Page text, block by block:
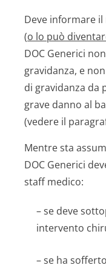
Deve informare il
(o lo può
DOC Generici
gravidanza, e
di gravidanza da
grave danno al
(vedere il
Mentre sta
DOC Generici
staff medico:
– se deve
intervento
– se ha